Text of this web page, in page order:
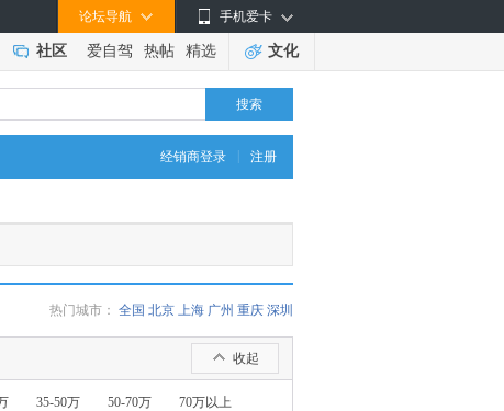
手机爱卡
论坛导航
社区 爱自驾 热帖 精选 文化
搜索
经销商登录 注册
热门城市： 全国 北京 上海 广州 重庆 深圳
收起
35-50万 50-70万 70万以上